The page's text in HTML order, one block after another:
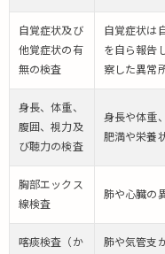
違
い
4.
病
院
の
選
定
準
自覚症状及び
他覚症状の有
無の検査
自覚症状は
を自ら報告
察した異常
身長、体重、
腹囲、視力及
び聴力の検査
身長や体重
肥満や栄養
胸部エックス
線検査
肺や心臓の
喀痰検査（か
肺や気管支